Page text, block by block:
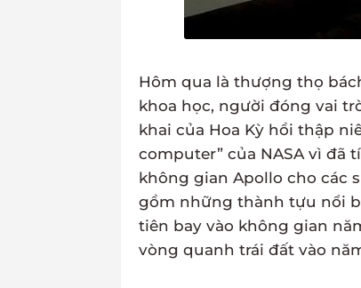
Hôm qua là thượng thọ
khoa học, người đóng vai
khai của Hoa Kỳ hồi thập
computer” của NASA vì đã
không gian Apollo cho các
gồm những thành tựu nổi
tiên bay vào không gian
vòng quanh trái đất vào